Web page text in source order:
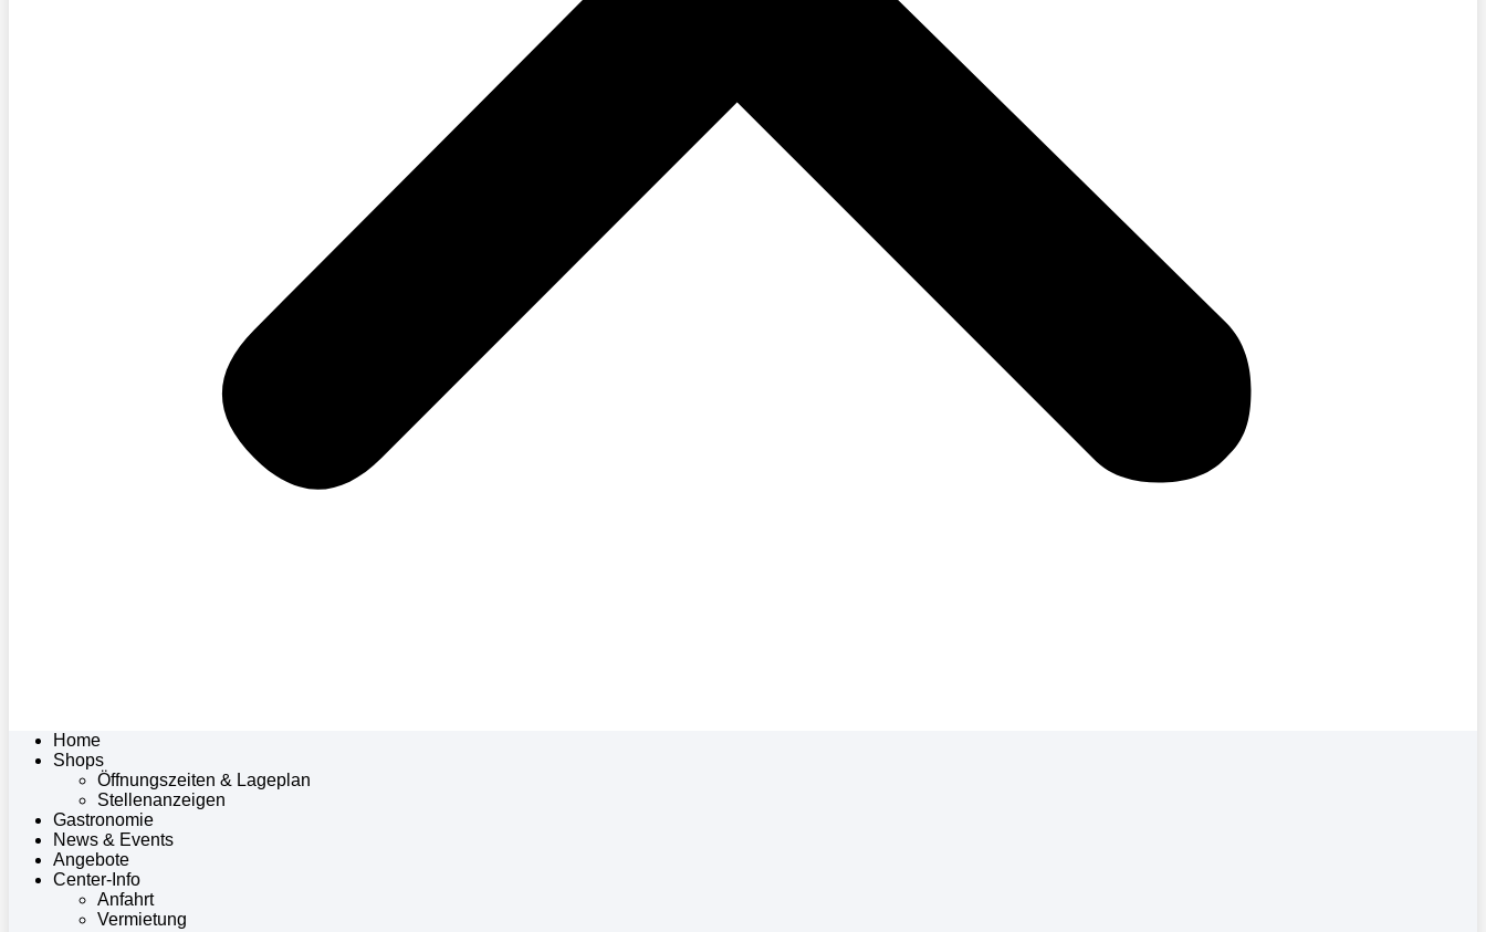
Home
Shops
Öffnungszeiten & Lageplan
Stellenanzeigen
Gastronomie
News & Events
Angebote
Center-Info
Anfahrt
Vermietung